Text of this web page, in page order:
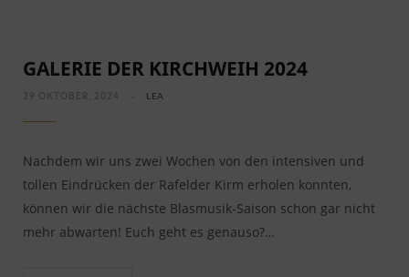
GALERIE DER KIRCHWEIH 2024
LEA
Nachdem wir uns zwei Wochen von den intensiven und
tollen Eindrücken der Rafelder Kirm erholen konnten,
können wir die nächste Blasmusik-Saison schon gar nicht
mehr abwarten! Euch geht es genauso?…